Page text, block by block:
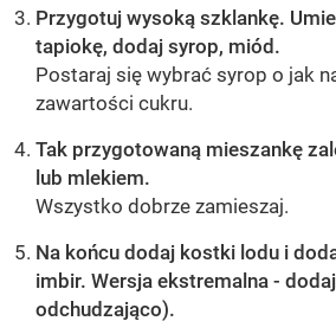
Przygotuj wysoką szklankę.
tapiokę, dodaj syrop, miód.
Postaraj się wybrać syrop o jak
zawartości cukru.
Tak przygotowaną mieszankę
lub mlekiem.
Wszystko dobrze zamieszaj.
Na końcu dodaj kostki lodu i
imbir. Wersja ekstremalna -
odchudzająco).